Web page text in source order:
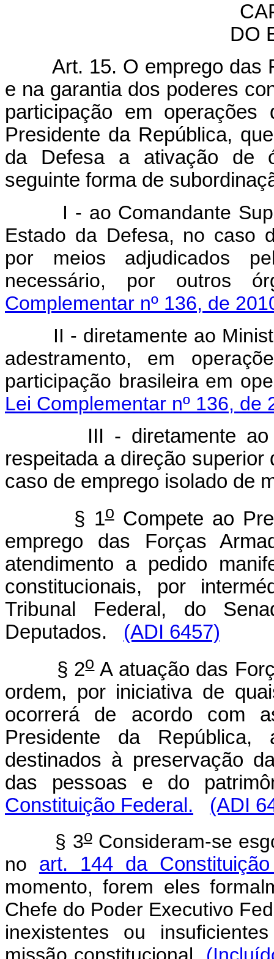
DO
Art. 15. O emprego das
e na garantia dos poderes
participação em
Presidente da República,
da Defesa a ativação de
seguinte forma de
I - ao Comandante
Estado da Defesa, no caso
por meios adjudicados
necessário, por outros
Complementar nº 136, de
II - diretamente ao
adestramento, em
participação brasileira em
Lei Complementar nº 136, de
III - diretamente ao
respeitada a direção
caso de emprego isolado de
§ 1oCompete ao
emprego das Forças
atendimento a pedido
constitucionais, por
Tribunal Federal, do
Deputados. (ADI 6457)
§ 2oA atuação das
ordem, por iniciativa de
ocorrerá de acordo com
Presidente da República,
destinados à preservação
das pessoas e do
Constituição Federal.
(ADI
§ 3oConsideram-se
no art. 144 da
momento, forem eles
Chefe do Poder Executivo
inexistentes ou